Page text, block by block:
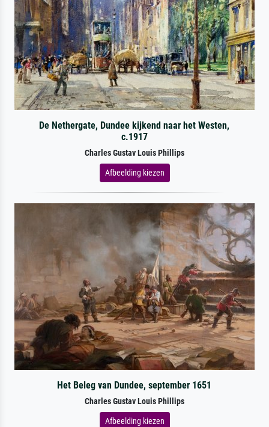
De Nethergate, Dundee kijkend naar het Westen,
c.1917
Charles Gustav Louis Phillips
Afbeelding kiezen
Het Beleg van Dundee, september 1651
Charles Gustav Louis Phillips
Afbeelding kiezen